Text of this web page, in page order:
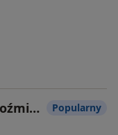
dr n. med. Urszula Koźmińska Popularny